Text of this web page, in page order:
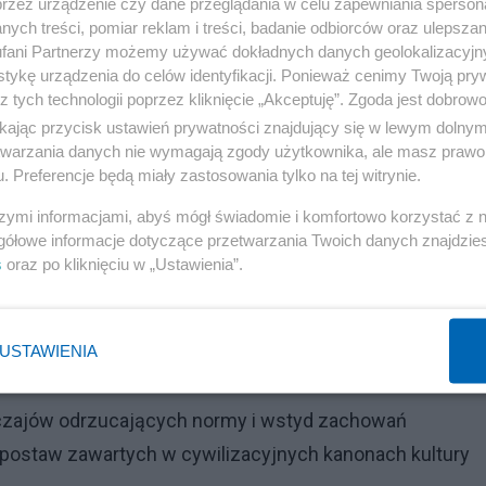
tworzenie globalnej społeczności obywatelskiej
i przyjaźni. Ważne zadanie wyznacza się
kultur i subkultur.
Reklama
kotle cywilizacyjnym wrze problematyka krzewienia
kultur i subkultur .
owego pragmatyzmu? Po prostu odrzucenie
chrześcijańsko-romantycznych obyczajach, które
miłości”.
odrzucających normy i wstyd zachowań
zawartych w cywilizacyjnych kanonach kultury
treści, pomiar reklam i treści, badanie odbiorców oraz
Partnerzy możemy używać dokładnych danych
urządzenia do celów identyfikacji. Ponieważ cenimy Twoją
tych technologii poprzez kliknięcie „Akceptuję”. Zgoda jest
przycisk ustawień prywatności znajdujący się w lewym
danych nie wymagają zgody użytkownika, ale masz
Preferencje będą miały zastosowania tylko na tej witrynie.
informacjami, abyś mógł świadomie i komfortowo korzystać z
informacje dotyczące przetwarzania Twoich danych
oraz po kliknięciu w „Ustawienia”.
USTAWIENIA